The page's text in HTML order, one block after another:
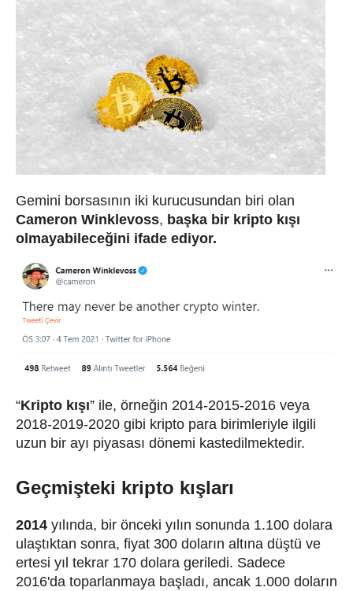
Gemini borsasının iki kurucusundan biri olan
Cameron Winklevoss, başka bir kripto kışı
olmayabileceğini ifade ediyor.
“Kripto kışı” ile, örneğin 2014-2015-2016 veya
2018-2019-2020 gibi kripto para birimleriyle ilgili
uzun bir ayı piyasası dönemi kastedilmektedir.
Geçmişteki kripto kışları
2014 yılında, bir önceki yılın sonunda 1.100 dolara
ulaştıktan sonra, fiyat 300 doların altına düştü ve
ertesi yıl tekrar 170 dolara geriledi. Sadece
2016'da toparlanmaya başladı, ancak 1.000 doların